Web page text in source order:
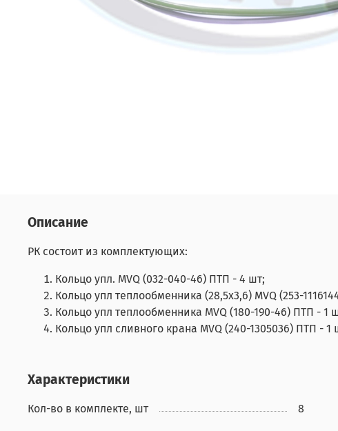
Описание
РК состоит из комплектующих:
Кольцо упл. MVQ (032-040-46) ПТП - 4 шт;
Кольцо упл теплообменника (28,5х3,6) MVQ (253-
Кольцо упл теплообменника MVQ (180-190-46) ПТП - 1
Кольцо упл сливного крана MVQ (240-1305036) ПТП - 1
Характеристики
Кол-во в комплекте, шт 8